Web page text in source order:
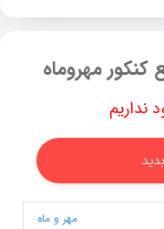
مهروماه
نداریم
مهر و ماه